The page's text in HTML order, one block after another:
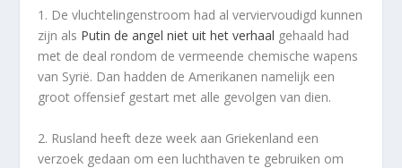
1. De vluchtelingenstroom had al verviervoudigd kunnen
zijn als Putin de angel niet uit het verhaal gehaald had
met de deal rondom de vermeende chemische wapens
van Syrië. Dan hadden de Amerikanen namelijk een
groot offensief gestart met alle gevolgen van dien.
2. Rusland heeft deze week aan Griekenland een
verzoek gedaan om een luchthaven te gebruiken om